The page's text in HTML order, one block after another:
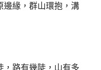
邊緣，群山環抱，溝
，路有幾陡，山有多